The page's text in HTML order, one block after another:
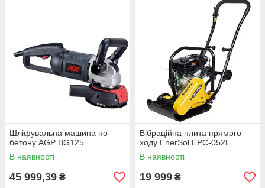
Шліфувальна машина по
бетону AGP BG125
В наявності
45 999,39 ₴
Вібраційна плита прямого
ходу EnerSol EPC-052L
В наявності
19 999 ₴